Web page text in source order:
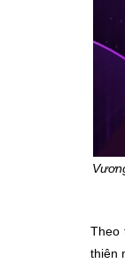
Theo
thiên